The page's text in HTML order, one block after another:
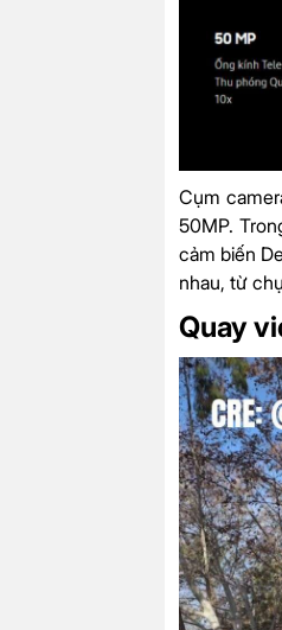
Cụm
50MP.
cảm biến
nhau, từ
Quay